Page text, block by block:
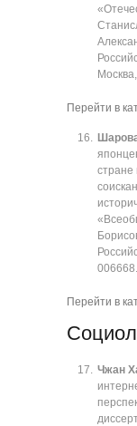
Перейти в
стране
Перейти в
Чжан